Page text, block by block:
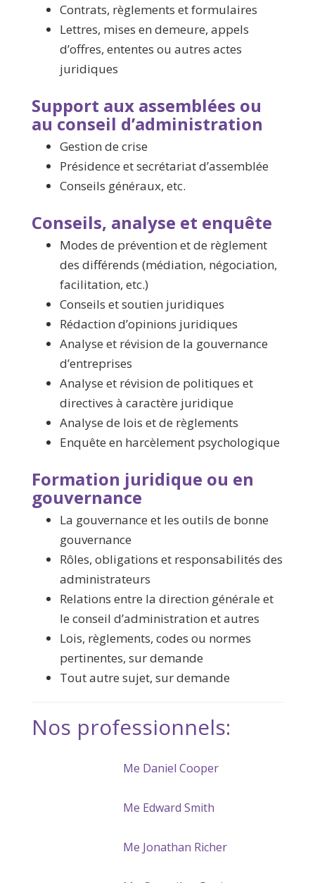
Contrats, règlements et formulaires
Lettres, mises en demeure, appels
d’offres, ententes ou autres actes
juridiques
Support aux assemblées ou
au conseil d’administration
Gestion de crise
Présidence et secrétariat d’assemblée
Conseils généraux, etc.
Conseils, analyse et enquête
Modes de prévention et de règlement
des différends (médiation, négociation,
facilitation, etc.)
Conseils et soutien juridiques
Rédaction d’opinions juridiques
Analyse et révision de la gouvernance
d’entreprises
Analyse et révision de politiques et
directives à caractère juridique
Analyse de lois et de règlements
Enquête en harcèlement psychologique
Formation juridique ou en
gouvernance
La gouvernance et les outils de bonne
gouvernance
Rôles, obligations et responsabilités des
administrateurs
Relations entre la direction générale et
le conseil d’administration et autres
Lois, règlements, codes ou normes
pertinentes, sur demande
Tout autre sujet, sur demande
Nos professionnels:
Me Daniel Cooper
Me Edward Smith
Me Jonathan Richer